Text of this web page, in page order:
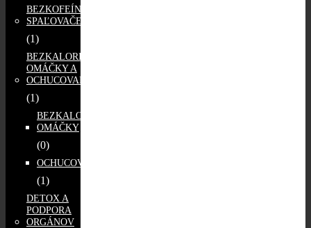
BEZKOFEÍNOVÉ
SPAĽOVAČE
(1)
BEZKALORICKÉ
OMÁČKY A
OCHUCOVADLÁ
(1)
BEZKALORICKÉ
OMÁČKY
(0)
OCHUCOVADLÁ
(1)
DETOX A
PODPORA
ORGÁNOV